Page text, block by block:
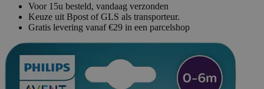
Voor 15u besteld, vandaag verzonden
Keuze uit Bpost of GLS als transporteur.
Gratis levering vanaf €29 in een parcelshop